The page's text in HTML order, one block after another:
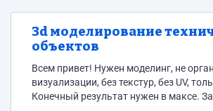
3d моделирование
объектов
Всем привет! Нужен моделинг, не
визуализации, без текстур, без UV,
Конечный результат нужен в максе.